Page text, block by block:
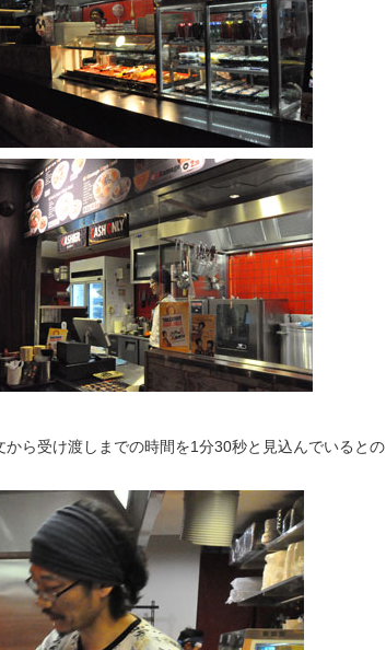
ら受け渡しまでの時間を1分30秒と見込んでいるとの